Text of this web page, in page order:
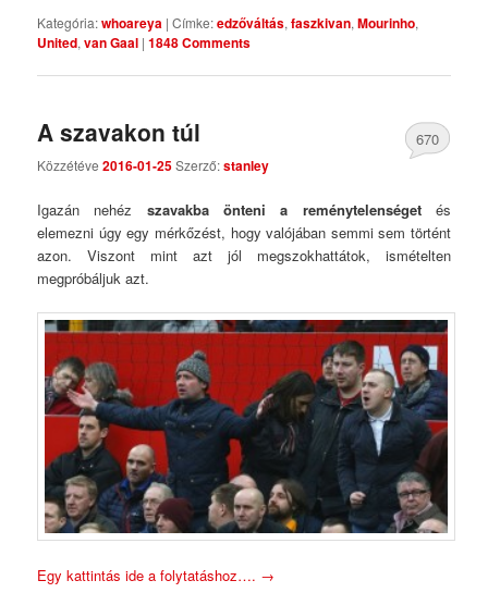
Kategória:whoareya |Címke:edzőváltás,faszkivan,Mourinho,
United,van Gaal |1848 Comments
A szavakon túl
Közzétéve2016-01-25Szerző:stanley
670
Igazán nehéz szavakba önteni a reménytelenségetés
elemezni úgy egy mérkőzést, hogy valójában semmi sem történt
azon. Viszont mint azt jól megszokhattátok, ismételten
megpróbáljuk azt.
Egy kattintás ide a folytatáshoz…. →